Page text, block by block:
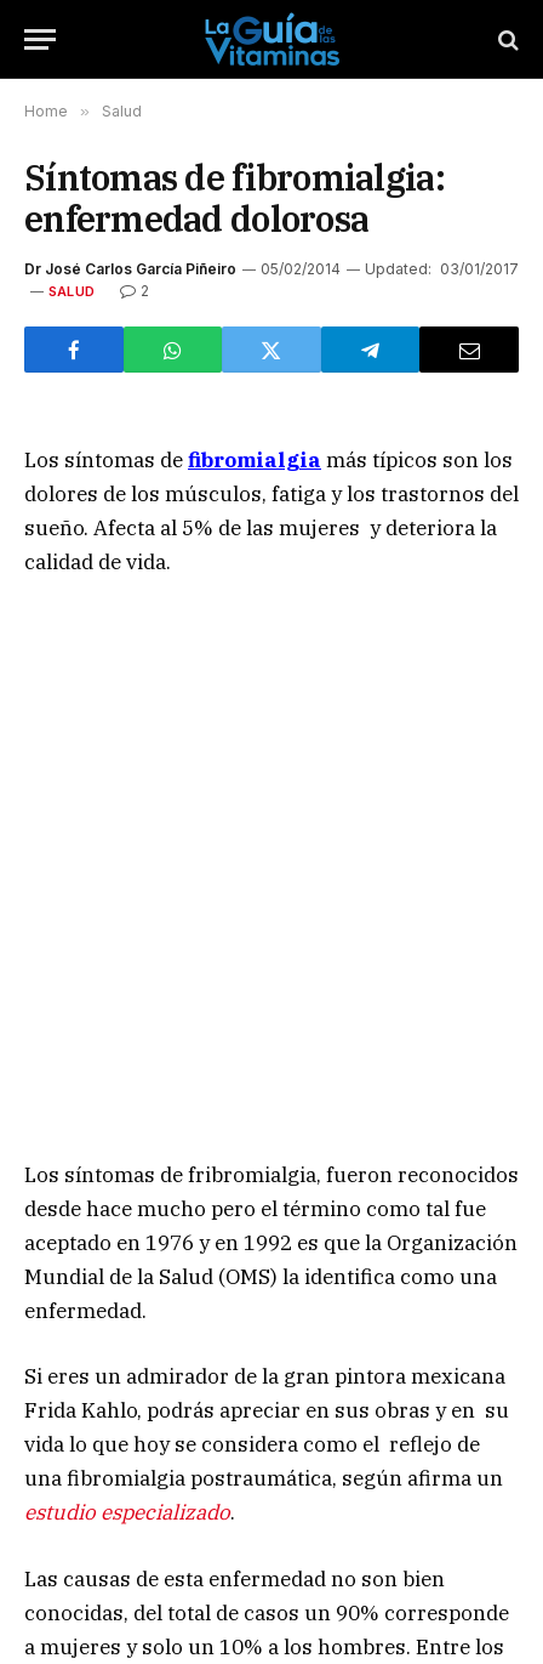
Home » Salud
Síntomas de fibromialgia:
enfermedad dolorosa
Dr José Carlos García Piñeiro 05/02/2014 Updated: 03/01/2017
SALUD 2
Los síntomas defibromialgia más típicos son los
dolores de los músculos, fatiga y los trastornos del
sueño. Afecta al 5% de las mujeres y deteriora la
calidad de vida.
Los síntomas de fribromialgia, fueron reconocidos
desde hace mucho pero el término como tal fue
aceptado en 1976 y en 1992 es que la Organización
Mundial de la Salud (OMS) la identifica como una
enfermedad.
Si eres un admirador de la gran pintora mexicana
Frida Kahlo, podrás apreciar en sus obras y en su
vida lo que hoy se considera como el reflejo de
una fibromialgia postraumática, según afirma un
estudio especializado.
Las causas de esta enfermedad no son bien
conocidas, del total de casos un 90% corresponde
a mujeres y solo un 10% a los hombres. Entre los